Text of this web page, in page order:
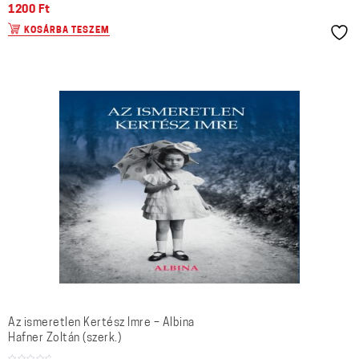
1200 Ft
KOSÁRBA TESZEM
Az ismeretlen Kertész Imre – Albina
Hafner Zoltán (szerk.)